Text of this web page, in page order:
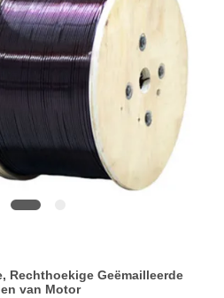
Rechthoekige Geëmailleerde
van Motor